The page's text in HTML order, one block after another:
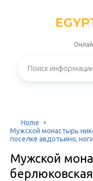
Home
Мужской монастырь
поселке авдотьино,
Мужской